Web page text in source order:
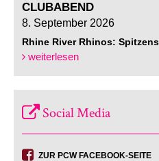
CLUBABEND
8. September 2026
Rhine River Rhinos:
weiterlesen
Social Media
ZUR PCW FACEBOOK-SEITE